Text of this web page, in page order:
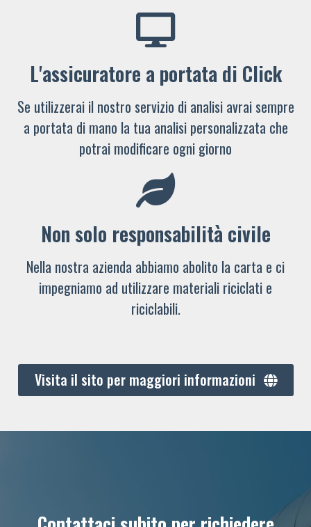
L'assicuratore a portata di Click
Se utilizzerai il nostro servizio di analisi avrai sempre
a portata di mano la tua analisi personalizzata che
potrai modificare ogni giorno
Non solo responsabilità civile
Nella nostra azienda abbiamo abolito la carta e ci
impegniamo ad utilizzare materiali riciclati e
riciclabili.
Visita il sito per maggiori informazioni